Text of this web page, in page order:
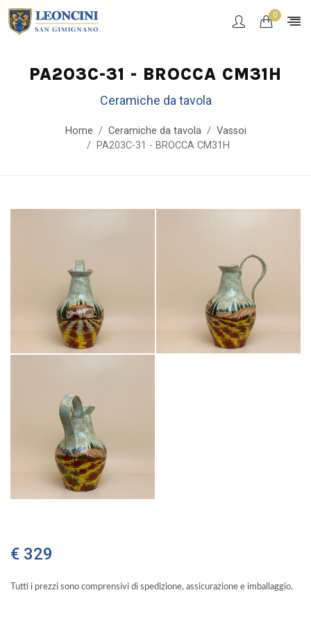
0
PA203C-31 - BROCCA CM31H
Ceramiche da tavola
Home Ceramiche da tavola
Vassoi
PA203C-31 - BROCCA CM31H
€ 329
Tutti i prezzi sono comprensivi di spedizione, assicurazione e imballaggio.